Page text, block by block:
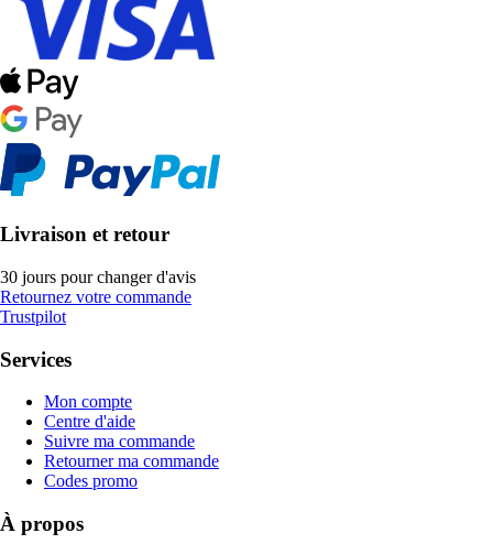
Livraison et retour
30 jours pour changer d'avis
Retournez votre commande
Trustpilot
Services
Mon compte
Centre d'aide
Suivre ma commande
Retourner ma commande
Codes promo
À propos